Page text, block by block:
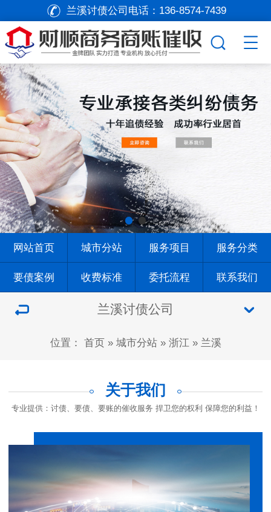
网站首页 城市分站 服务项目 服务分类
要债案例 收费标准 委托流程 联系我们
兰溪讨债公司电话： 136-8574-7439
兰溪讨债公司
位置： 首页» 城市分站» 浙江» 兰溪
关于我们
专业提供：讨债、要债、要账的催收服务 捍卫您的权利 保障您的利益！